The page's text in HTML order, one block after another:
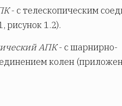
- с телескопическим
рисунок 1.2).
АПК- с шарнирно-
колен